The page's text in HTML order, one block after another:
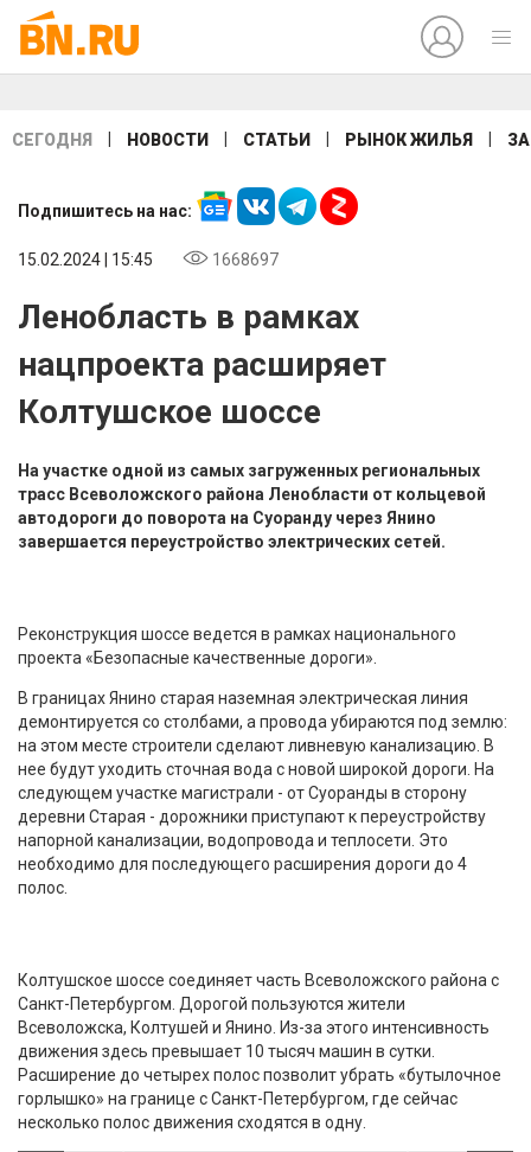
СЕГОДНЯ НОВОСТИ СТАТЬИ РЫНОК ЖИЛЬЯ
Подпишитесь на нас:
15.02.2024 | 15:45 1668697
Ленобласть в рамках
нацпроекта расширяет
Колтушское шоссе
На участке одной из самых загруженных региональных
трасс Всеволожского района Ленобласти от кольцевой
автодороги до поворота на Суоранду через Янино
завершается переустройство электрических сетей.
Реконструкция шоссе ведется в рамках национального
проекта «Безопасные качественные дороги».
В границах Янино старая наземная электрическая линия
демонтируется со столбами, а провода убираются под землю:
на этом месте строители сделают ливневую канализацию. В
нее будут уходить сточная вода с новой широкой дороги. На
следующем участке магистрали - от Суоранды в сторону
деревни Старая - дорожники приступают к переустройству
напорной канализации, водопровода и теплосети. Это
необходимо для последующего расширения дороги до 4
полос.
Колтушское шоссе соединяет часть Всеволожского района с
Санкт-Петербургом. Дорогой пользуются жители
Всеволожска, Колтушей и Янино. Из-за этого интенсивность
движения здесь превышает 10 тысяч машин в сутки.
Расширение до четырех полос позволит убрать «бутылочное
горлышко» на границе с Санкт-Петербургом, где сейчас
несколько полос движения сходятся в одну.